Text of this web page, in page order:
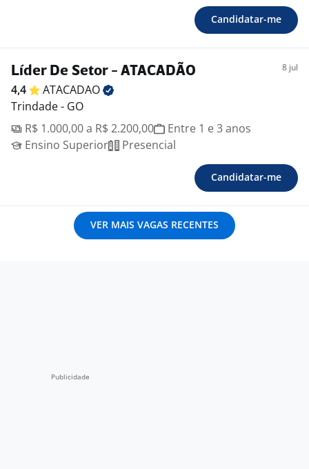
Candidatar-me
Líder De Setor - ATACADÃO 8 jul
4,4
ATACADAO
Trindade - GO
R$ 1.000,00 a R$ 2.200,00
Entre 1 e 3 anos
Ensino Superior
Presencial
Candidatar-me
VER MAIS VAGAS RECENTES